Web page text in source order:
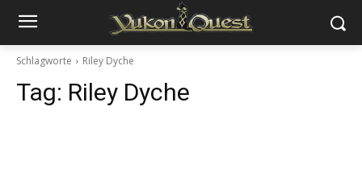
Schlagworte Riley Dyche
Tag: Riley Dyche